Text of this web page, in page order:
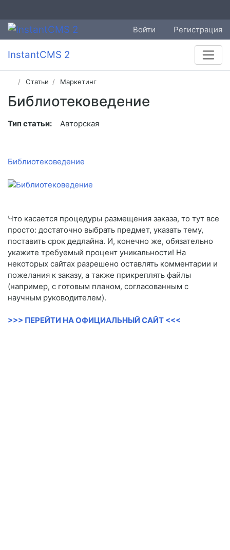
Войти Регистрация
InstantCMS 2
Статьи Маркетинг
Библиотековедение
Тип статьи: Авторская
Библиотековедение
Что касается процедуры размещения заказа, то тут все
просто: достаточно выбрать предмет, указать тему,
поставить срок дедлайна. И, конечно же, обязательно
укажите требуемый процент уникальности! На
некоторых сайтах разрешено оставлять комментарии и
пожелания к заказу, а также прикреплять файлы
(например, с готовым планом, согласованным с
научным руководителем).
>>> ПЕРЕЙТИ НА ОФИЦИАЛЬНЫЙ САЙТ <<<